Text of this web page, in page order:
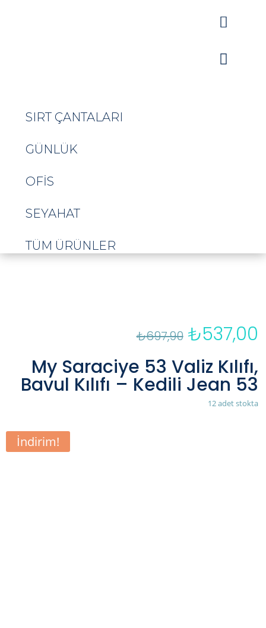


SIRT ÇANTALARI
GÜNLÜK
OFIS
SEYAHAT
TÜM ÜRÜNLER
₺697,90 Orijinal
fiyat:
₺697,90.
₺537,00
My Saraciye 53 Valiz Kılıfı,
Bavul Kılıfı – Kedili Jean 53
12 adet stokta
İndirim!